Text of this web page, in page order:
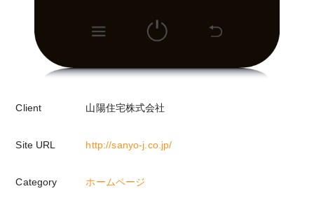
Client 山陽住宅株式会社
Site URL http://sanyo-j.co.jp/
Category ホームページ